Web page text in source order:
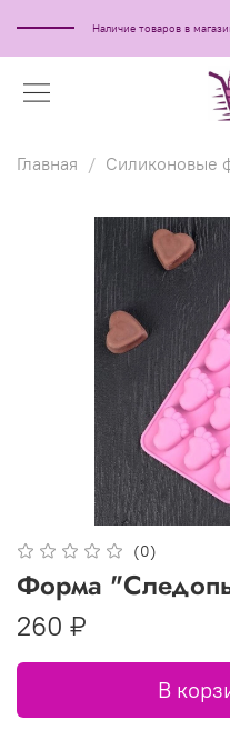
Наличие товаров в
Главная Силиконовые
(0)
Форма
260 ₽
В